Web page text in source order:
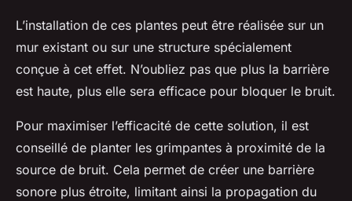
L’installation de ces plantes peut être réalisée sur un
mur existant ou sur une structure spécialement
conçue à cet effet. N’oubliez pas que plus la barrière
est haute, plus elle sera efficace pour bloquer le bruit.
Pour maximiser l’efficacité de cette solution, il est
conseillé de planter les grimpantes à proximité de la
source de bruit. Cela permet de créer une barrière
sonore plus étroite, limitant ainsi la propagation du